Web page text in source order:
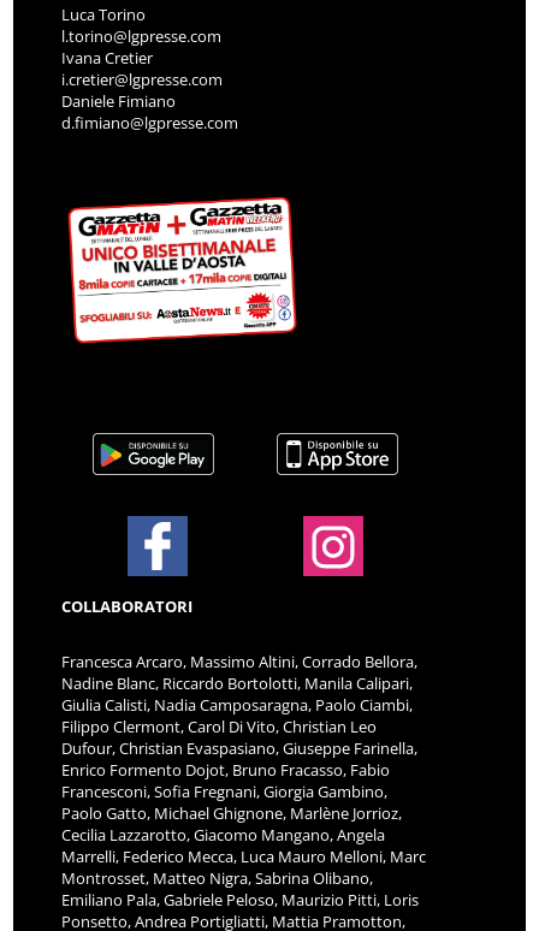
Luca Torino
l.torino@lgpresse.com
Ivana Cretier
i.cretier@lgpresse.com
Daniele Fimiano
d.fimiano@lgpresse.com
COLLABORATORI
Francesca Arcaro, Massimo Altini, Corrado Bellora,
Nadine Blanc, Riccardo Bortolotti, Manila Calipari,
Giulia Calisti, Nadia Camposaragna, Paolo Ciambi,
Filippo Clermont, Carol Di Vito, Christian Leo
Dufour, Christian Evaspasiano, Giuseppe Farinella,
Enrico Formento Dojot, Bruno Fracasso, Fabio
Francesconi, Sofia Fregnani, Giorgia Gambino,
Paolo Gatto, Michael Ghignone, Marlène Jorrioz,
Cecilia Lazzarotto, Giacomo Mangano, Angela
Marrelli, Federico Mecca, Luca Mauro Melloni, Marc
Montrosset, Matteo Nigra, Sabrina Olibano,
Emiliano Pala, Gabriele Peloso, Maurizio Pitti, Loris
Ponsetto, Andrea Portigliatti, Mattia Pramotton,